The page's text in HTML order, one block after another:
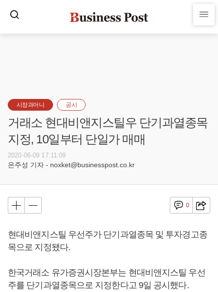
시장과머니 공시
거래소 현대비앤지스틸우 단기과열종목
지정, 10일부터 단일가 매매
2020-06-09 17:11:09
은주성 기자 - noxket@businesspost.co.kr
0
현대비앤지스틸 우선주가 단기과열종목 및 투자경고종
목으로 지정됐다.
한국거래소 유가증권시장본부는 현대비앤지스틸 우선
주를 단기과열종목으로 지정한다고 9일 공시했다.